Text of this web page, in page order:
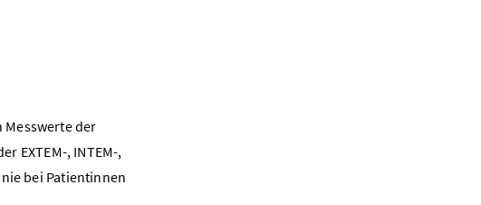
Messwerte der
EXTEM-, INTEM-,
bei Patientinnen